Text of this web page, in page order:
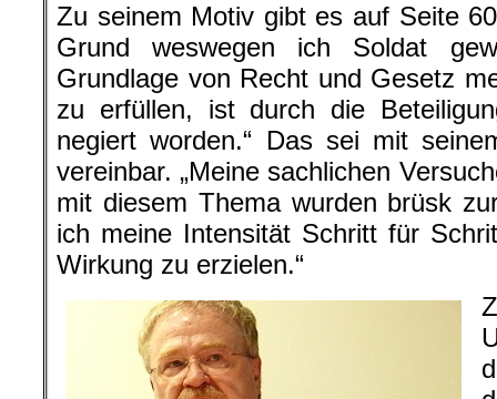
Zu seinem Motiv gibt es auf Seite
Grund weswegen ich Soldat
Grundlage von Recht und Gesetz
zu erfüllen, ist durch die
negiert worden.“ Das sei mit
vereinbar. „Meine sachlichen
mit diesem Thema wurden brüsk
ich meine Intensität Schritt für
Wirkung zu erzielen.“